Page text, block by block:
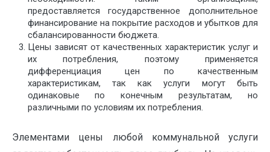
предоставляется государственное дополнительное
финансирование на покрытие расходов и убытков для
сбалансированности бюджета.
Цены зависят от качественных характеристик услуг и
их потребления, поэтому применяется
дифференциация цен по качественным
характеристикам, так как услуги могут быть
одинаковые по конечным результатам, но
различными по условиям их потребления.
Элементами цены любой коммунальной услуги